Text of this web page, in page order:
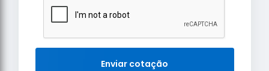
Enviar cotação